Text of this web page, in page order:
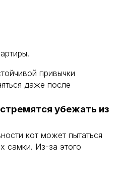
привычки
даже после
убежать из
кот может пытаться
самки. Из-за этого